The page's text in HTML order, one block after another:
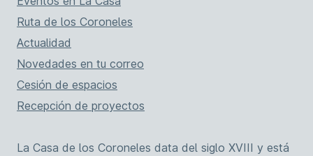
Ruta de los Coroneles
Actualidad
Novedades en tu correo
Cesión de espacios
Recepción de proyectos
La Casa de los Coroneles data del siglo XVIII y está